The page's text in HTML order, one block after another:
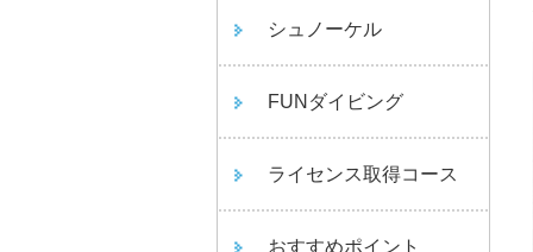
シュノーケル
FUNダイビング
ライセンス取得コース
おすすめポイント